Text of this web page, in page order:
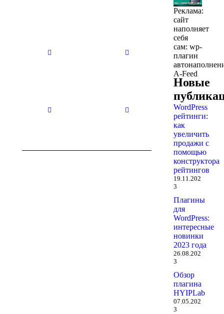
Нет
заголовка
29.10.2025
заголовка
29.10.2025
Реклама:
сайт
наполняет
себя
сам: wp-
плагин
A-Feed
Новые
WordPress
рейтинги:
как
увеличить
продажи с
помощью
конструктора
рейтингов
19.11.202
3
Плагины
для
WordPress:
интересные
новинки
2023 года
26.08.202
3
Обзор
плагина
HYIPLab
07.05.202
3